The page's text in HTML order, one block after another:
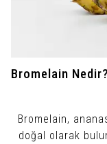
Bromelain
Bromelain,
doğal olarak